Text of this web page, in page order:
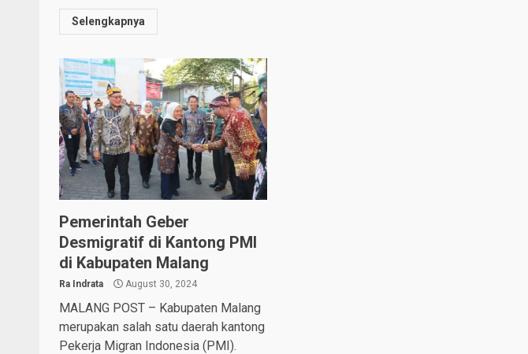
Selengkapnya
Pemerintah Geber
Desmigratif di Kantong PMI
di Kabupaten Malang
Ra Indrata August 30, 2024
MALANG POST – Kabupaten Malang
merupakan salah satu daerah kantong
Pekerja Migran Indonesia (PMI).